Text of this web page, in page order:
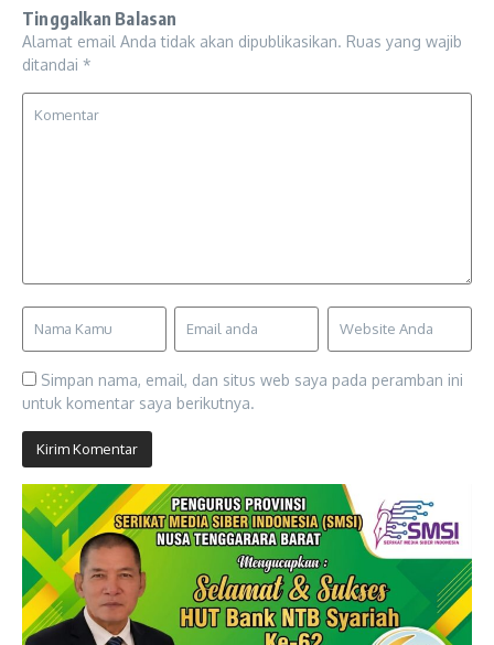
Tinggalkan Balasan
Alamat email Anda tidak akan dipublikasikan. Ruas yang wajib
ditandai *
Simpan nama, email, dan situs web saya pada peramban ini
untuk komentar saya berikutnya.